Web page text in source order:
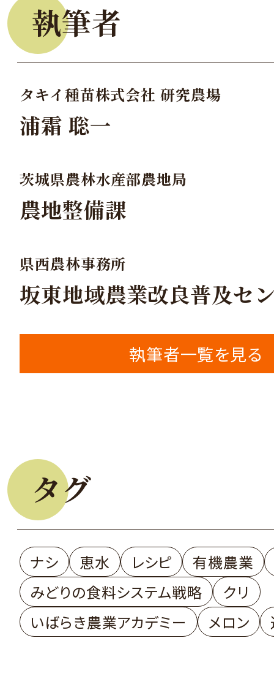
執筆者
タキイ種苗株式会社 研究農場
浦霜 聡一
茨城県農林水産部農地局
農地整備課
県西農林事務所
坂東地域農業改良普及セ
執筆者一覧を見る
タグ
ナシ 恵水 レシピ
有機農業
みどりの食料システム戦略
クリ
いばらき農業アカデミー
メロン